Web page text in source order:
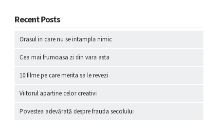
Recent Posts
Orasul in care nu se intampla nimic
Cea mai frumoasa zi din vara asta
10 filme pe care merita sa le revezi
Viitorul apartine celor creativi
Povestea adevărată despre frauda secolului